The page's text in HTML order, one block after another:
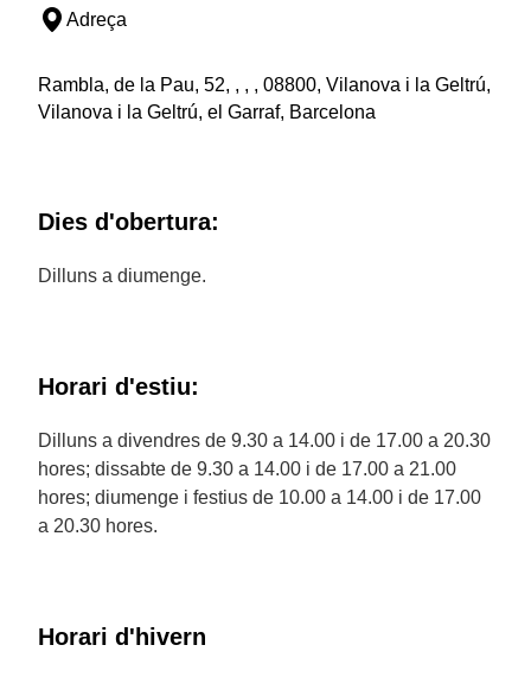
Adreça
Rambla, de la Pau, 52, , , , 08800, Vilanova i la Geltrú,
Vilanova i la Geltrú, el Garraf, Barcelona
Dies d'obertura:
Dilluns a diumenge.
Horari d'estiu:
Dilluns a divendres de 9.30 a 14.00 i de 17.00 a 20.30
hores; dissabte de 9.30 a 14.00 i de 17.00 a 21.00
hores; diumenge i festius de 10.00 a 14.00 i de 17.00
a 20.30 hores.
Horari d'hivern